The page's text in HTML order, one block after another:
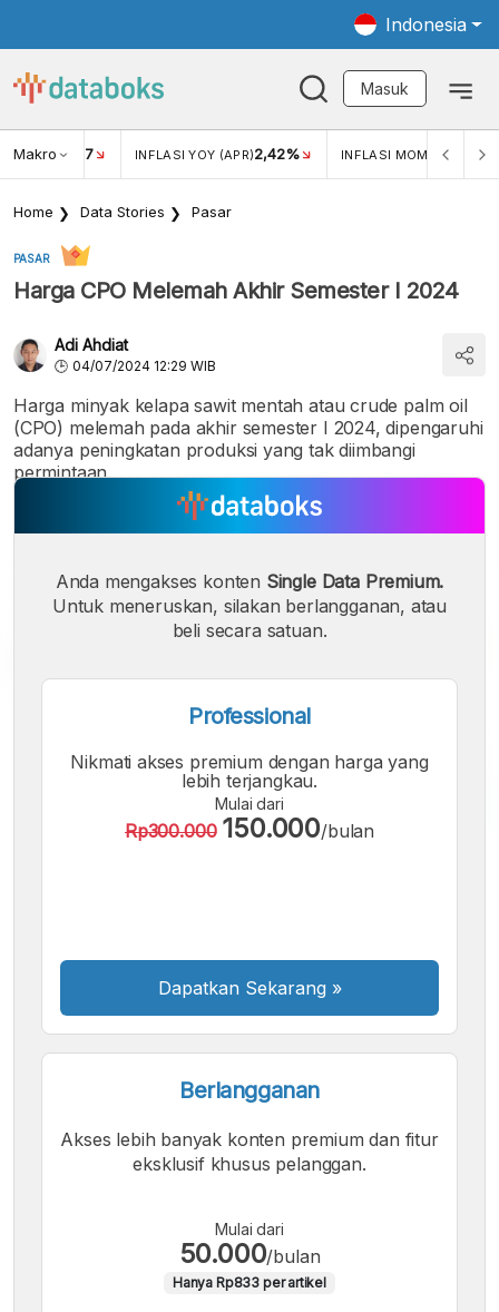
Indonesia
Masuk
Makro
USD/IDR 17 INFLASI YOY (APR)2,42% INFLASI MOM (MAR)
Home Data Stories Pasar
PASAR
Harga CPO Melemah Akhir Semester I 2024
Adi Ahdiat
04/07/2024 12:29 WIB
Harga minyak kelapa sawit mentah atau crude palm oil
(CPO) melemah pada akhir semester I 2024, dipengaruhi
adanya peningkatan produksi yang tak diimbangi
permintaan.
Besar
Anda mengakses konten Single Data Premium.
Untuk meneruskan, silakan berlangganan, atau
beli secara satuan.
Professional
Nikmati akses premium dengan harga yang
lebih terjangkau.
Mulai dari
Rp300.000 150.000/bulan
Dapatkan Sekarang »
Berlangganan
Akses lebih banyak konten premium dan fitur
eksklusif khusus pelanggan.
Mulai dari
50.000/bulan
Hanya Rp833 per artikel